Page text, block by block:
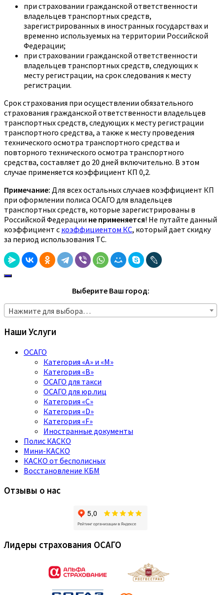
при страховании гражданской ответственности
владельцев транспортных средств,
зарегистрированных в иностранных государствах и
временно используемых на территории Российской
Федерации;
при страховании гражданской ответственности
владельцев транспортных средств, следующих к
месту регистрации, на срок следования к месту
регистрации.
Срок страхования при осуществлении обязательного
страхования гражданской ответственности владельцев
транспортных средств, следующих к месту регистрации
транспортного средства, а также к месту проведения
технического осмотра транспортного средства и
повторного технического осмотра транспортного
средства, составляет до 20 дней включительно. В этом
случае применяется коэффициент КП 0,2.
Примечание: Для всех остальных случаев коэффициент КП
при оформлении полиса ОСАГО для владельцев
транспортных средств, которые зарегистрированы в
Российской Федерации не применяется! Не путайте данный
коэффициент с коэффициентом КС, который дает скидку
за период использования ТС.
Выберите Ваш город:
Нажмите для выбора…
Наши Услуги
ОСАГО
Категория «A» и «M»
Категория «B»
ОСАГО для такси
ОСАГО для юр.лиц
Категория «C»
Категория «D»
Категория «F»
Иностранные документы
Полис КАСКО
Мини-КАСКО
КАСКО от бесполисных
Восстановление КБМ
Отзывы о нас
Лидеры страхования ОСАГО